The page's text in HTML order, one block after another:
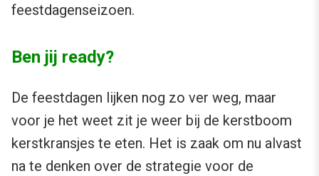
feestdagenseizoen.
Ben jij ready?
De feestdagen lijken nog zo ver weg, maar
voor je het weet zit je weer bij de kerstboom
kerstkransjes te eten. Het is zaak om nu alvast
na te denken over de strategie voor de